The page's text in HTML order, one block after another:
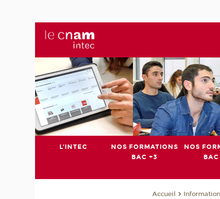
L'INTEC
NOS FORMATIONS
BAC +3
NOS
BAC
Accueil